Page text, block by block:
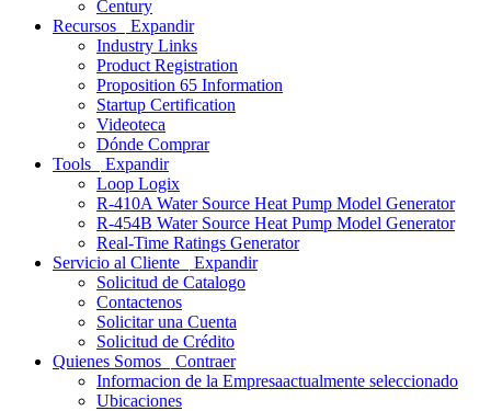
Century
Recursos
Expandir
Industry Links
Product Registration
Proposition 65 Information
Startup Certification
Videoteca
Dónde Comprar
Tools
Expandir
Loop Logix
R-410A Water Source Heat Pump Model Generator
R-454B Water Source Heat Pump Model Generator
Real-Time Ratings Generator
Servicio al Cliente
Expandir
Solicitud de Catalogo
Contactenos
Solicitar una Cuenta
Solicitud de Crédito
Quienes Somos
Contraer
Informacion de la Empresaactualmente seleccionado
Ubicaciones